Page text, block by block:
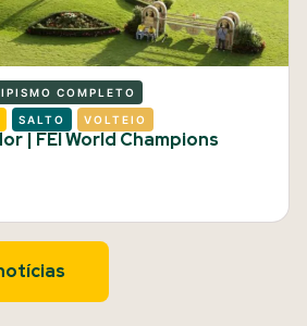
COMPLETO
SALTO VOLTEIO
| FEI World Champions